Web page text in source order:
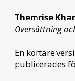
Themrise
Översättning
En kortare
publicerades